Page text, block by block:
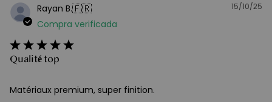
Rayan B.🇫🇷
Compra verificada
Qualité top
Matériaux premium, super finition.
15/10/25